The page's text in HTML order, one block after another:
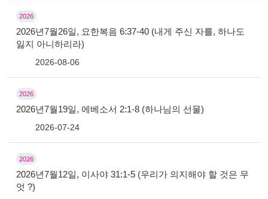
2026
2026년7월26일, 요한복음 6:37-40 (내게 주신 자를, 하나도
잃지 아니하리라)
2026-08-06
2026
2026년7월19일, 에베소서 2:1-8 (하나님의 선물)
2026-07-24
2026
2026년7월12일, 이사야 31:1-5 (우리가 의지해야 할 것은 무
엇 ?)